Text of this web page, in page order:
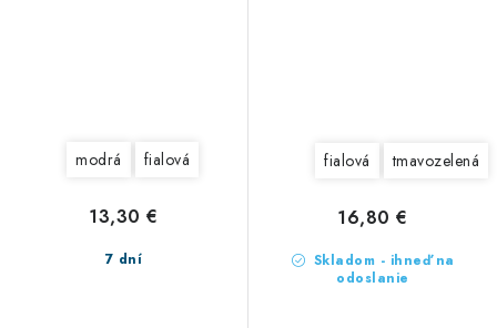
modrá fialová
7 dní
13,30 €
fialová tmavozelená
Skladom - ihneď na
odoslanie
16,80 €